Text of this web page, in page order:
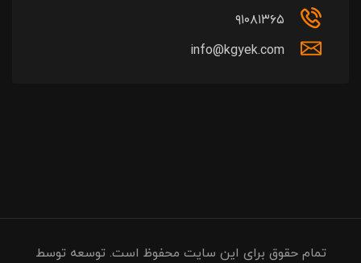
۹۱۰۸۱۳۶۵
info@kgyek.com
تمام حقوق برای این سایت محفوظ است. توسعه توسط